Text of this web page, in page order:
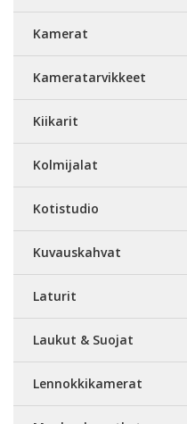
Kamerat
Kameratarvikkeet
Kiikarit
Kolmijalat
Kotistudio
Kuvauskahvat
Laturit
Laukut & Suojat
Lennokkikamerat